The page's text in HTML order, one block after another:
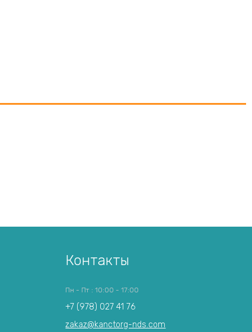
Контакты
Пн - Пт : 10:00 - 17:00
+7 (978) 027 41 76
zakaz@kanctorg-nds.com